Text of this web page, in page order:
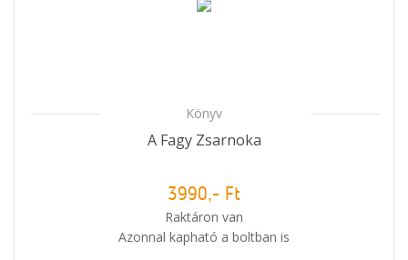
Könyv
A Fagy Zsarnoka
3990,- Ft
Raktáron van
Azonnal kapható a boltban is